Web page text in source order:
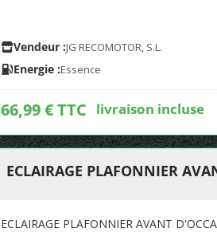
Vendeur :JG RECOMOTOR, S.L.
Energie :Essence
66,99 € TTC livraison incluse
ECLAIRAGE PLAFONNIER
ECLAIRAGE PLAFONNIER AVANT